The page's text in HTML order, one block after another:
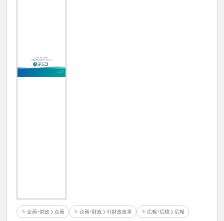
企画・財政 企画 企画・財政 行財政改革 広報・広聴 広報